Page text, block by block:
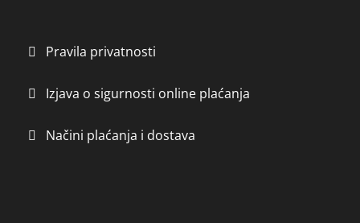
Pravila privatnosti
Izjava o sigurnosti online plaćanja
Načini plaćanja i dostava